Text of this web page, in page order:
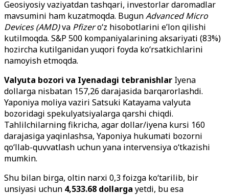
Geosiyosiy vaziyatdan tashqari, investorlar daromadlar
mavsumini ham kuzatmoqda. BugunAdvanced Micro
Devices (AMD)va Pfizero‘z hisobotlarini e’lon qilishi
kutilmoqda. S&P 500 kompaniyalarining aksariyati (83%)
hozircha kutilganidan yuqori foyda ko‘rsatkichlarini
namoyish etmoqda.
Valyuta bozori va Iyenadagi tebranishlar Iyena
dollarga nisbatan 157,26 darajasida barqarorlashdi.
Yaponiya moliya vaziri Satsuki Katayama valyuta
bozoridagi spekulyatsiyalarga qarshi chiqdi.
Tahlilchilarning fikricha, agar dollar/iyena kursi 160
darajasiga yaqinlashsa, Yaponiya hukumati bozorni
qo‘llab-quvvatlash uchun yana intervensiya o‘tkazishi
mumkin.
Shu bilan birga, oltin narxi 0,3 foizga ko‘tarilib, bir
unsiyasi uchun 4,533.68 dollarga yetdi, bu esa